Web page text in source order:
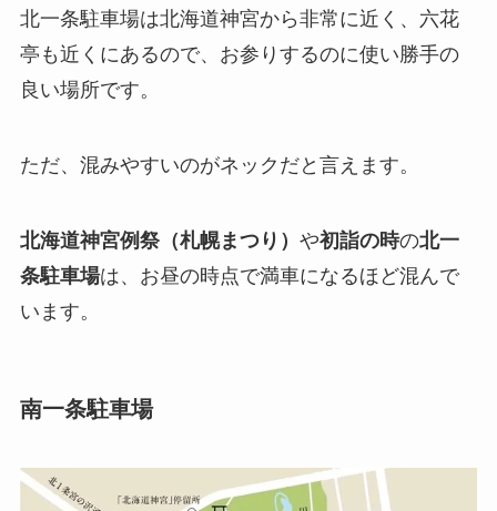
北一条駐車場は北海道神宮から非常に近く、六花
亭も近くにあるので、お参りするのに使い勝手の
良い場所です。
ただ、混みやすいのがネックだと言えます。
北海道神宮例祭（札幌まつり） や初詣の時の北一
条駐車場は、お昼の時点で満車になるほど混んで
います。
南一条駐車場